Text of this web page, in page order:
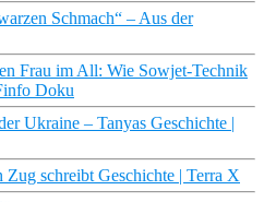
Schmach“ – Aus der
Frau im All: Wie Sowjet-Technik
Doku
Ukraine – Tanyas Geschichte |
schreibt Geschichte | Terra X